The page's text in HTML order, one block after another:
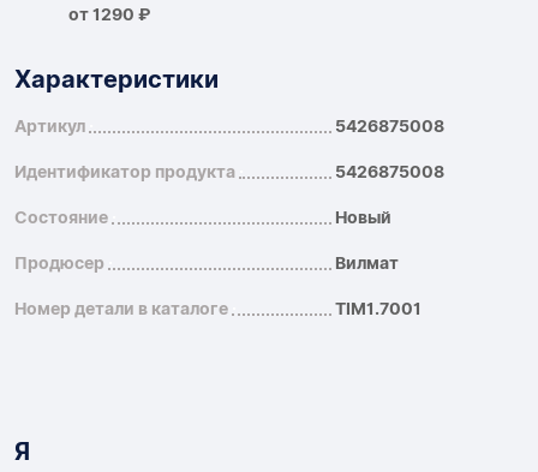
от 1290 ₽
Характеристики
Артикул 5426875008
Идентификатор продукта 5426875008
Состояние Новый
Продюсер Вилмат
Номер детали в каталоге TIM1.7001
Я